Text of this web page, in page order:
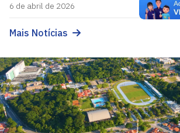
6 de abril de 2026
Mais Notícias